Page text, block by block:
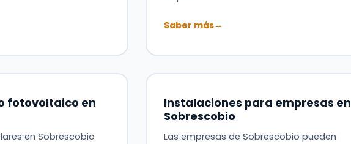
Saber más→
fotovoltaico en
en Sobrescobio
Instalaciones para empresas en
Sobrescobio
Las empresas de Sobrescobio pueden